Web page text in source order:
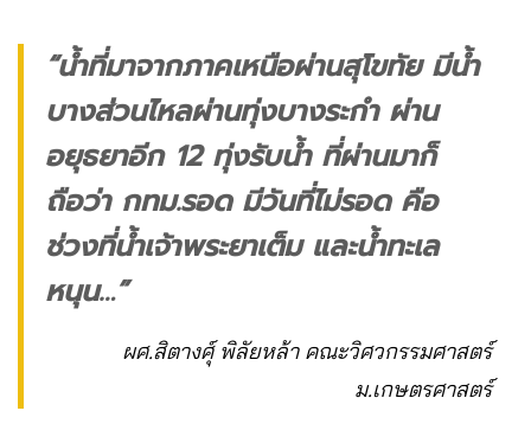
“น้ำที่มาจากภาคเหนือผ่านสุโขทัย มีน้ำ
บางส่วนไหลผ่านทุ่งบางระกำ ผ่าน
อยุธยาอีก 12 ทุ่งรับน้ำ ที่ผ่านมาก็
ถือว่า กทม.รอด มีวันที่ไม่รอด คือ
ช่วงที่น้ำเจ้าพระยาเต็ม และน้ำทะเล
หนุน…”
ผศ.สิตางศุ์ พิลัยหล้า คณะวิศวกรรมศาสตร์
ม.เกษตรศาสตร์